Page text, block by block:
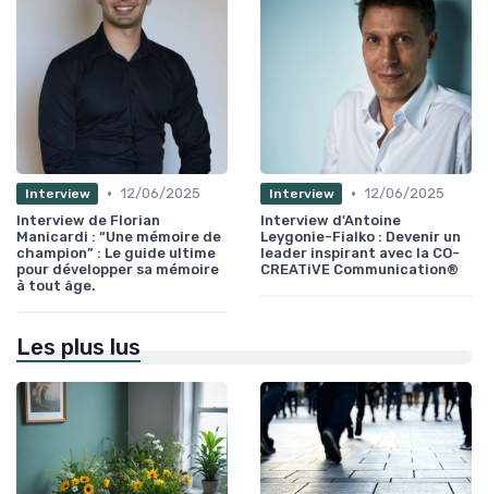
Interview • 12/06/2025
Interview de Florian
Manicardi : “Une mémoire de
champion” : Le guide ultime
pour développer sa mémoire
à tout âge.
Interview • 12/06/2025
Interview d'Antoine
Leygonie-Fialko : Devenir un
leader inspirant avec la CO-
CREATiVE Communication®
Les plus lus